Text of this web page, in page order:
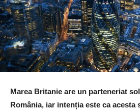
Marea Britanie are un parteneriat
România, iar intenția este ca acesta